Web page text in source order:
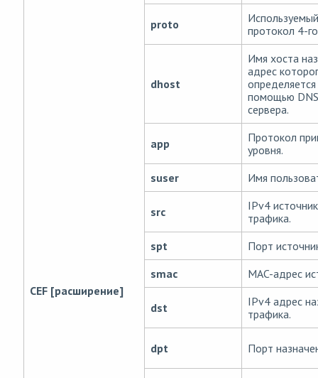
CEF [расширение]
proto
Используемый
протокол 4-
dhost
Имя хоста
адрес
определяется
помощью DNS
сервера.
app
Протокол
уровня.
suser
Имя
src
IPv4
трафика.
spt
Порт
smac
MAC-адрес
dst
IPv4 адрес
трафика.
dpt Порт